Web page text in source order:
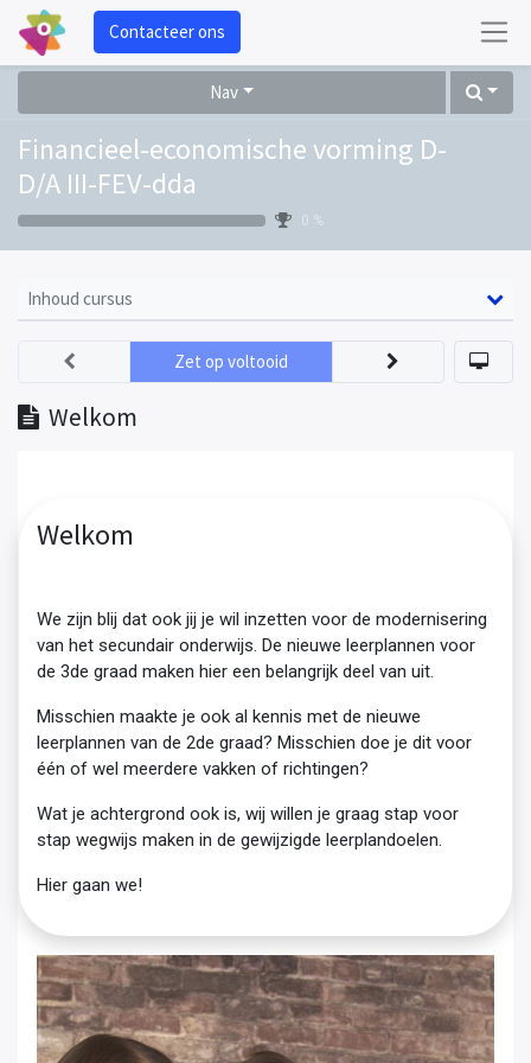
Contacteer ons
Nav
Financieel-economische vorming D-
D/A III-FEV-dda
0 %
Inhoud cursus
Welkom
Zet op voltooid
Welkom
We zijn blij dat ook jij je wil inzetten voor de modernisering
van het secundair onderwijs. De nieuwe leerplannen voor
de 3de graad maken hier een belangrijk deel van uit.
Misschien maakte je ook al kennis met de nieuwe
leerplannen van de 2de graad? Misschien doe je dit voor
één of wel meerdere vakken of richtingen?
Wat je achtergrond ook is, wij willen je graag stap voor
stap wegwijs maken in de gewijzigde leerplandoelen.
Hier gaan we!